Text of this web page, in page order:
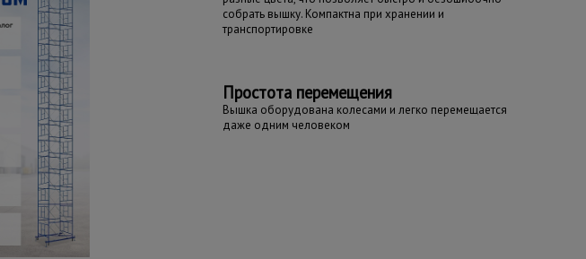
собрать вышку. Компактна при хранении и
транспортировке
Простота перемещения
Вышка оборудована колесами и легко перемещается
даже одним человеком